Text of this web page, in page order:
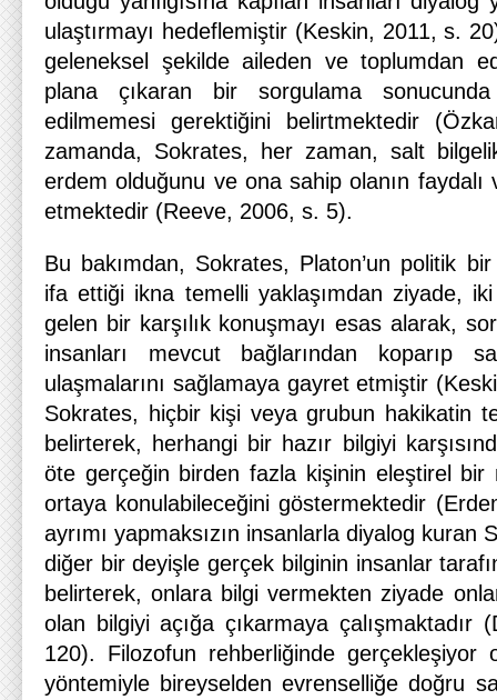
ulaştırmayı hedeflemiştir (Keskin, 2011, s.
geleneksel şekilde aileden ve toplumdan
plana çıkaran bir sorgulama
edilmemesi gerektiğini belirtmektedir
zamanda, Sokrates, her zaman, salt
erdem olduğunu ve ona sahip olanın faydalı
etmektedir (Reeve, 2006, s. 5).
Bu bakımdan, Sokrates, Platon’un politik
ifa ettiği ikna temelli yaklaşımdan ziyade,
gelen bir karşılık konuşmayı esas alarak,
insanları mevcut bağlarından koparıp
ulaşmalarını sağlamaya gayret etmiştir
Sokrates, hiçbir kişi veya grubun hakikatin
belirterek, herhangi bir hazır bilgiyi
öte gerçeğin birden fazla kişinin eleştirel bir
ortaya konulabileceğini göstermektedir
ayrımı yapmaksızın insanlarla diyalog kuran
diğer bir deyişle gerçek bilginin insanlar
belirterek, onlara bilgi vermekten ziyade
olan bilgiyi açığa çıkarmaya çalışmaktadır
120). Filozofun rehberliğinde
yöntemiyle bireyselden evrenselliğe doğru